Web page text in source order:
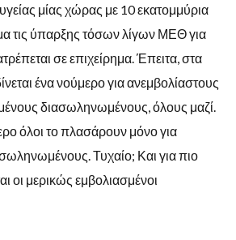
μίας χώρας με 10 εκατομμύρια
τις ύπαρξης τόσων λίγων ΜΕΘ για
σε επιχείρημα. Έπειτα, στα
ένα νούμερο για ανεμβολίαστους
διασωληνωμένους, όλους μαζί.
όλοι το πλασάρουν μόνο για
Τυχαίο; Και για πιο
οι μερικώς εμβολιασμένοι